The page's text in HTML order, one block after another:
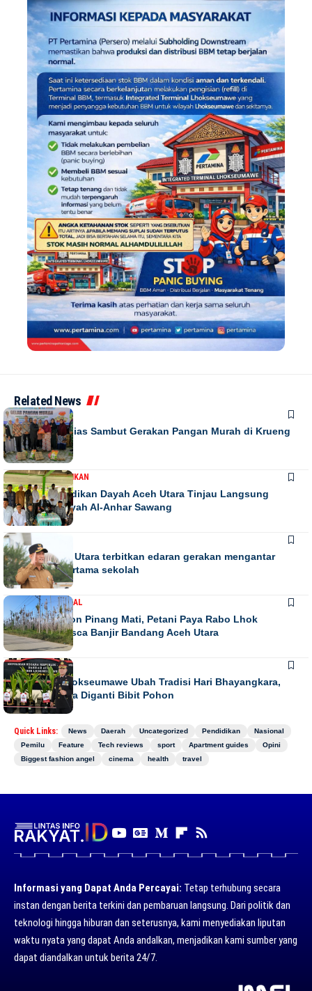
Related News
DAERAH
Warga Antusias Sambut Gerakan Pangan Murah di Krueng
Barona Jaya
DAERAHPENDIDIKAN
Kadis Pendidikan Dayah Aceh Utara Tinjau Langsung
Relokasi Dayah Al-Anhar Sawang
DAERAH
Bupati Aceh Utara terbitkan edaran gerakan mengantar
anak hari pertama sekolah
DAERAHNASIONAL
Ribuan Pohon Pinang Mati, Petani Paya Rabo Lhok
Terpuruk Pasca Banjir Bandang Aceh Utara
DAERAHNEWS
Kapolres Lhokseumawe Ubah Tradisi Hari Bhayangkara,
Papan Bunga Diganti Bibit Pohon
Quick Links: News Daerah Uncategorized Pendidikan
Nasional
Pemilu
Feature Tech reviews sport Apartment guides
Opini
Biggest fashion angel
cinema health travel
Informasi yang Dapat Anda Percayai: Tetap terhubung secara
instan dengan berita terkini dan pembaruan langsung. Dari politik dan
teknologi hingga hiburan dan seterusnya, kami menyediakan liputan
waktu nyata yang dapat Anda andalkan, menjadikan kami sumber yang
dapat diandalkan untuk berita 24/7.